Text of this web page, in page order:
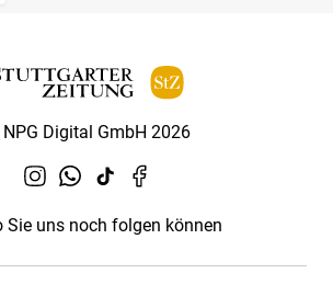
Digital GmbH 2026
Sie uns noch folgen können